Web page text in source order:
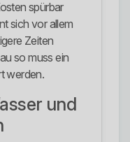
spürbar
sich vor allem
Zeiten
so muss ein
werden.
und